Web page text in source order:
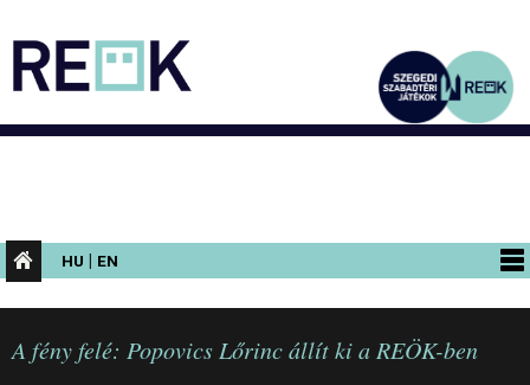
HU | EN
PROGRAMOK
KIÁLLÍTÁSOK
A fény felé: Popovics Lőrinc állít ki a REÖK-ben